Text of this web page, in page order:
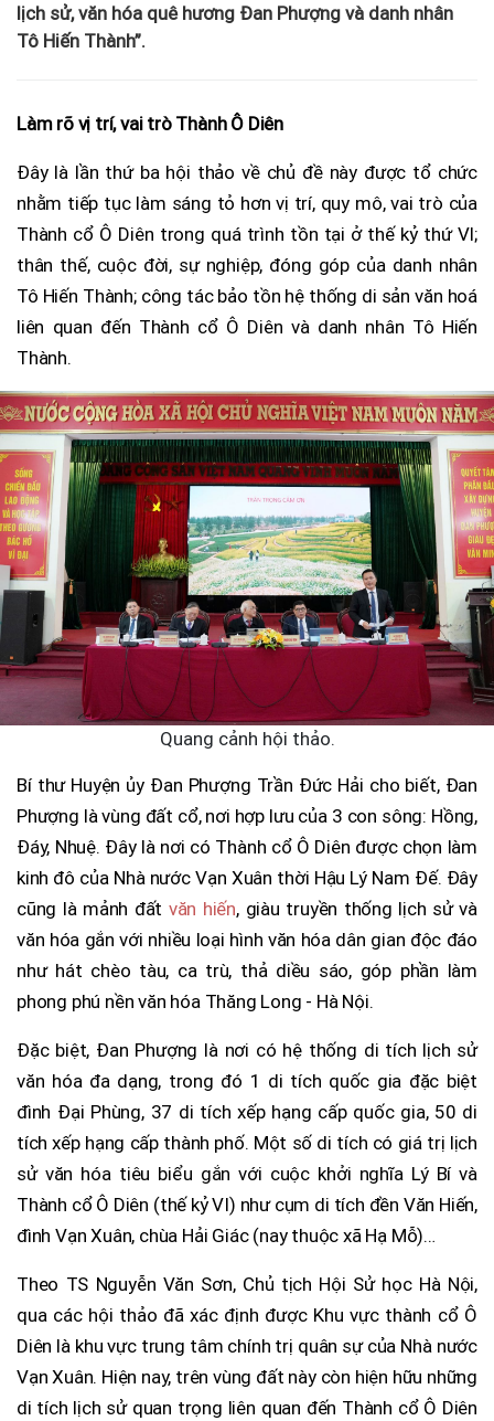
lịch sử, văn hóa quê hương Đan Phượng và danh nhân
Tô Hiến Thành”.
Làm rõ vị trí, vai trò Thành Ô Diên
Đây là lần thứ ba hội thảo về chủ đề này được tổ chức
nhằm tiếp tục làm sáng tỏ hơn vị trí, quy mô, vai trò của
Thành cổ Ô Diên trong quá trình tồn tại ở thế kỷ thứ VI;
thân thế, cuộc đời, sự nghiệp, đóng góp của danh nhân
Tô Hiến Thành; công tác bảo tồn hệ thống di sản văn hoá
liên quan đến Thành cổ Ô Diên và danh nhân Tô Hiến
Thành.
Quang cảnh hội thảo.
Bí thư Huyện ủy Đan Phượng Trần Đức Hải cho biết, Đan
Phượng là vùng đất cổ, nơi hợp lưu của 3 con sông: Hồng,
Đáy, Nhuệ. Đây là nơi có Thành cổ Ô Diên được chọn làm
kinh đô của Nhà nước Vạn Xuân thời Hậu Lý Nam Đế. Đây
cũng là mảnh đất văn hiến, giàu truyền thống lịch sử và
văn hóa gắn với nhiều loại hình văn hóa dân gian độc đáo
như hát chèo tàu, ca trù, thả diều sáo, góp phần làm
phong phú nền văn hóa Thăng Long - Hà Nội.
Đặc biệt, Đan Phượng là nơi có hệ thống di tích lịch sử
văn hóa đa dạng, trong đó 1 di tích quốc gia đặc biệt
đình Đại Phùng, 37 di tích xếp hạng cấp quốc gia, 50 di
tích xếp hạng cấp thành phố. Một số di tích có giá trị lịch
sử văn hóa tiêu biểu gắn với cuộc khởi nghĩa Lý Bí và
Thành cổ Ô Diên (thế kỷ VI) như cụm di tích đền Văn Hiến,
đình Vạn Xuân, chùa Hải Giác (nay thuộc xã Hạ Mỗ)…
Theo TS Nguyễn Văn Sơn, Chủ tịch Hội Sử học Hà Nội,
qua các hội thảo đã xác định được Khu vực thành cổ Ô
Diên là khu vực trung tâm chính trị quân sự của Nhà nước
Vạn Xuân. Hiện nay, trên vùng đất này còn hiện hữu những
di tích lịch sử quan trọng liên quan đến Thành cổ Ô Diên